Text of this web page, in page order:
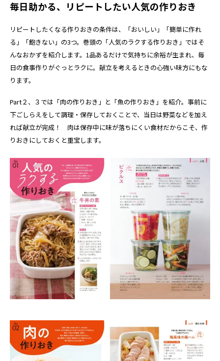
毎日助かる、リピートしたい人気の作りおき
リピートしたくなる作りおきの条件は、「おいしい」「簡単に作れ
る」「飽きない」の3つ。巻頭の「人気のラクする作りおき」ではそ
んなおかずを紹介します。1品あるだけで気持ちに余裕が生まれ、毎
日の食事作りがぐっとラクに。献立を考えるときの心強い味方にもな
ります。
Part２、３では「肉の作りおき」と「魚の作りおき」を紹介。事前に
下ごしらえをして調理・保存しておくことで、当日は野菜などを加え
れば献立が完成！ 肉は保存中に味が落ちにくい食材だからこそ、作
りおきにしておくと重宝します。